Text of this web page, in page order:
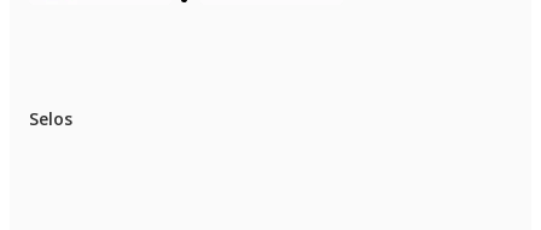
Selos